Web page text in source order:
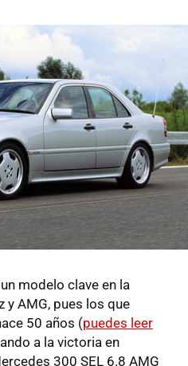
modelo clave en la
y AMG, pues los que
50 años (puedes leer
a la victoria en
300 SEL 6.8 AMG